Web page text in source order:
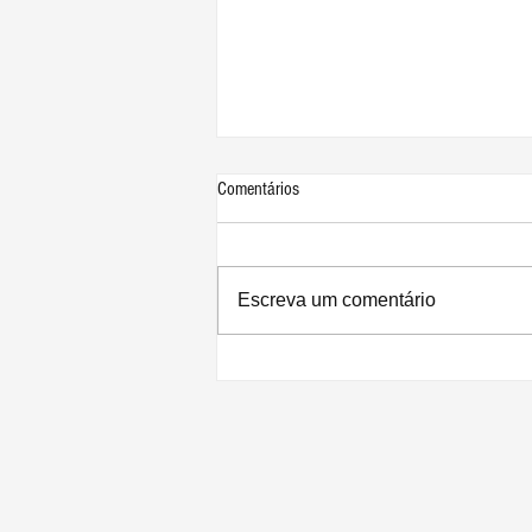
Comentários
Escreva um comentário